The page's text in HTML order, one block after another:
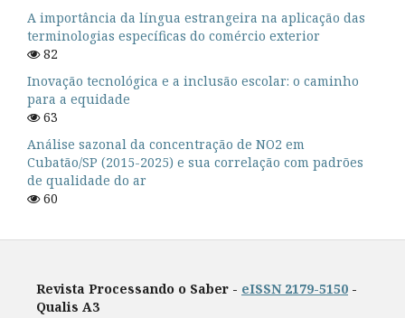
A importância da língua estrangeira na aplicação das
terminologias específicas do comércio exterior
82
Inovação tecnológica e a inclusão escolar: o caminho
para a equidade
63
Análise sazonal da concentração de NO2 em
Cubatão/SP (2015-2025) e sua correlação com padrões
de qualidade do ar
60
Revista Processando o Saber - eISSN 2179-5150 -
Qualis A3